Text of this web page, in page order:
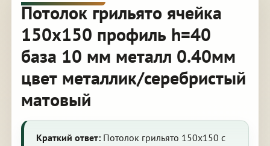
Потолок грильято ячейка
150х150 профиль h=40
база 10 мм металл 0.40мм
цвет металлик/серебристый
матовый
Краткий ответ:Потолок грильято 150х150 с